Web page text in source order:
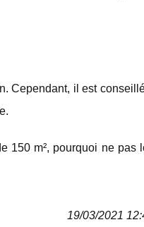
Cependant, il est
150 m², pourquoi ne pas
19/03/2021